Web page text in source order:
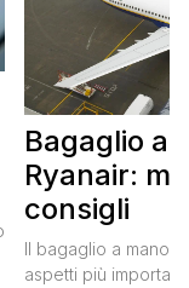
Bagaglio a
Ryanair:
consigli
Il bagaglio a mano
aspetti più